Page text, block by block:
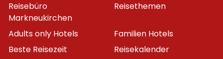
Reisebüro
Markneukirchen
Reisethemen
Adults only Hotels
Familien Hotels
Beste Reisezeit
Reisekalender